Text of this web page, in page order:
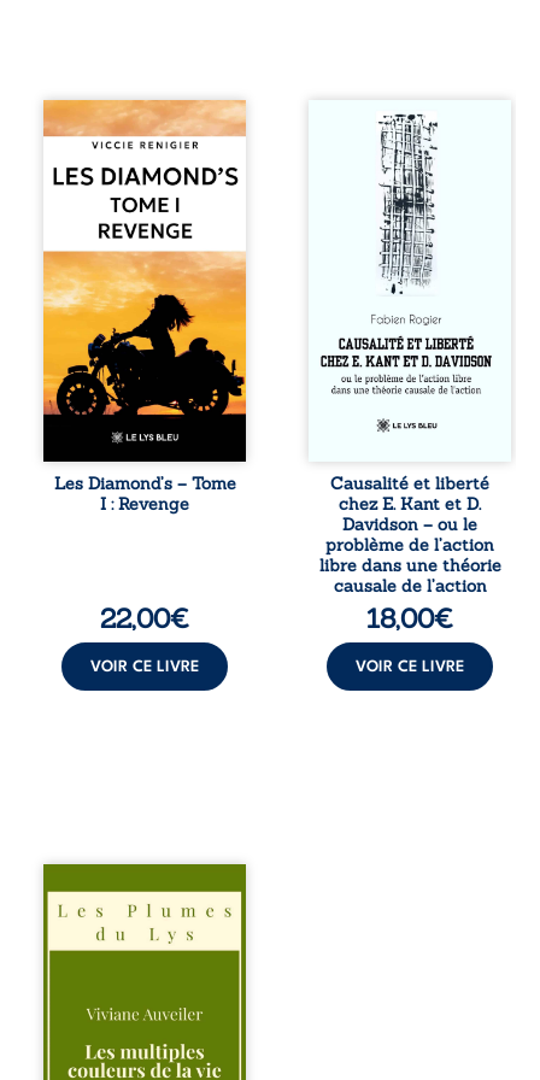
Revenge est à la
tête des
Diamond’s, un clan
de motards aussi
réputé et respecté
que redouté dans
tout le pays. Rien
ne la prédestinait
à cette vie, mais
les épreuves ont
forgé une femme
dure, inaccessible
et résolue à ne
jamais dévoiler
ses faiblesses,
jusqu’à ce que le
croise sa route.
Chef d’une famille
de Nomads, Juan
Les Diamond’s – Tome
I : Revenge
22,00€
VOIR CE LIVRE
Sommes-nous
vraiment libres si
chacun de nos
actes s’inscrit
dans une chaîne
de causes ? À
travers une
confrontation
entre les pensées
d’Emmanuel Kant
et de Donald
Davidson, cet
essai explore les
liens entre libre
déterminisme
responsabilité. De
la volonté
kantienne au
monisme anomal
de Davidson, il
interroge la
manière dont les
intentions et les
croyances
peuvent ...
Causalité et liberté
chez E. Kant et D.
Davidson – ou le
problème de l’action
libre dans une théorie
causale de l’action
18,00€
VOIR CE LIVRE
Trois récits, trois
existences saisies
à l’instant où tout
bascule. Une
l’apaisement, un
recouvre
l’espérance, tandis